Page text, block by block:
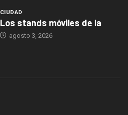
CIUDAD
Los stands móviles de la
agosto 3, 2026